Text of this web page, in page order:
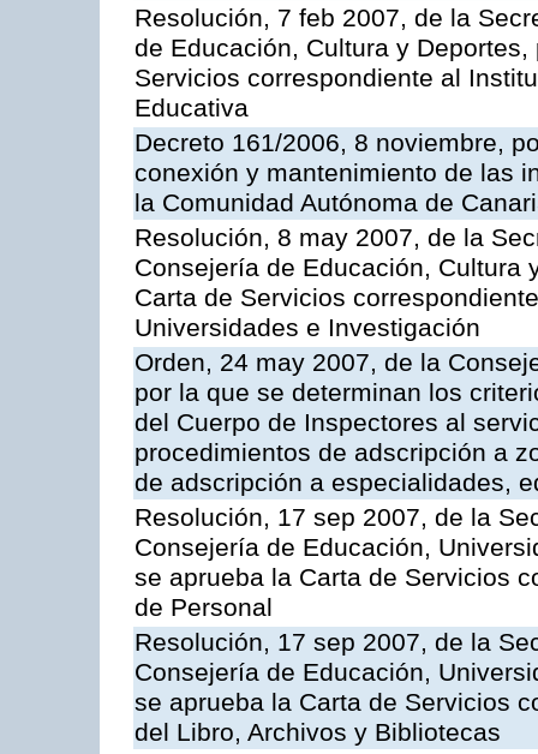
Resolución, 7 feb 2007, de la
de Educación, Cultura y
Servicios correspondiente al
Educativa
Decreto 161/2006, 8 noviembre,
conexión y mantenimiento de las
la Comunidad Autónoma de
Resolución, 8 may 2007, de la
Consejería de Educación, Cultura
Carta de Servicios
Universidades e Investigación
Orden, 24 may 2007, de la
por la que se determinan los
del Cuerpo de Inspectores al
procedimientos de adscripción a
de adscripción a especialidades,
Resolución, 17 sep 2007, de la
Consejería de Educación,
se aprueba la Carta de Servicios
de Personal
Resolución, 17 sep 2007, de la
Consejería de Educación,
se aprueba la Carta de Servicios
del Libro, Archivos y Bibliotecas